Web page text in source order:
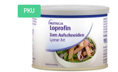
Nejdražší
Abecedně
PKU